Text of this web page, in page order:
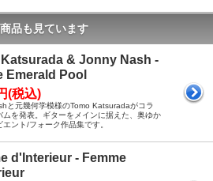
品も見ています
& Jonny Nash -
Emerald Pool
(税込)
と元幾何学模様のTomo Katsuradaがコラ
ムを発表。ギターをメインに据えた、奥ゆか
エント/フォーク作品集です。
d'Interieur - Femme